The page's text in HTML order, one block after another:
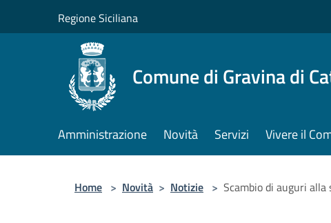
Regione Siciliana
Comune di Gravina di
Amministrazione Novità Servizi Vivere il
Home > Novità > Notizie > Scambio di auguri